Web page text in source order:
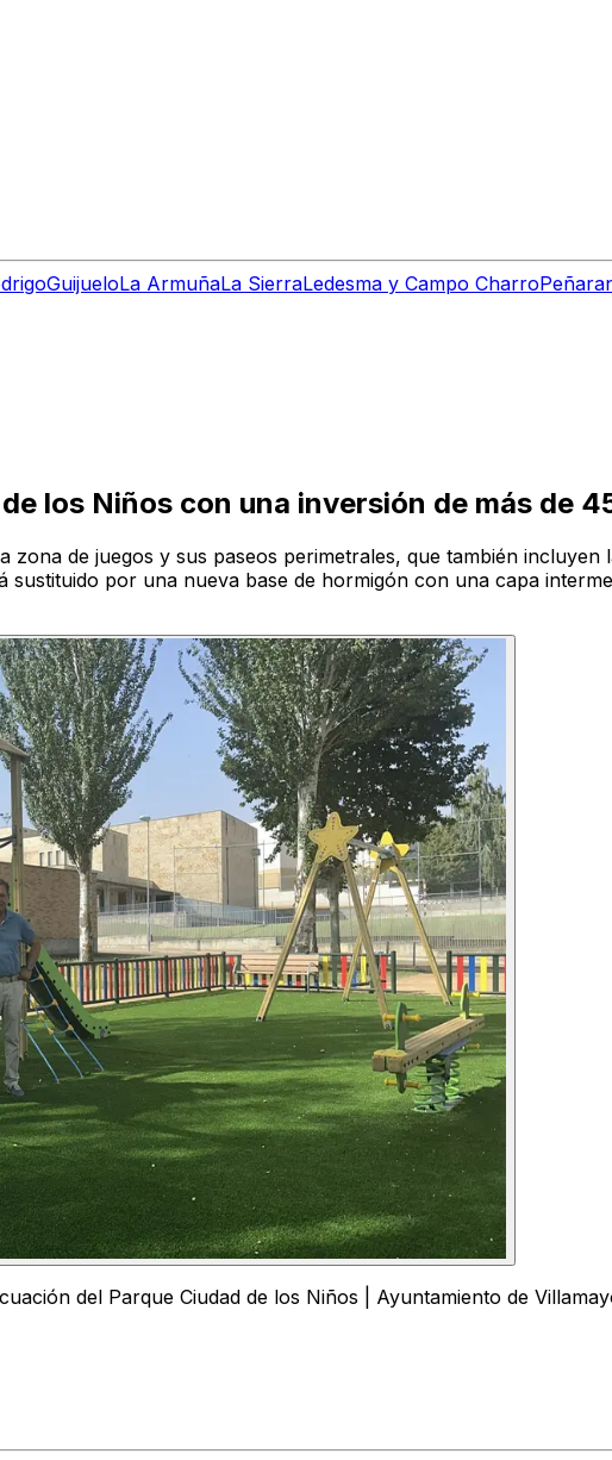
GuijueloLa ArmuñaLa SierraLedesma y Campo Charro
los Niños con una inversión de más de
de juegos y sus paseos perimetrales, que también
por una nueva base de hormigón con una capa
del Parque Ciudad de los Niños | Ayuntamiento de